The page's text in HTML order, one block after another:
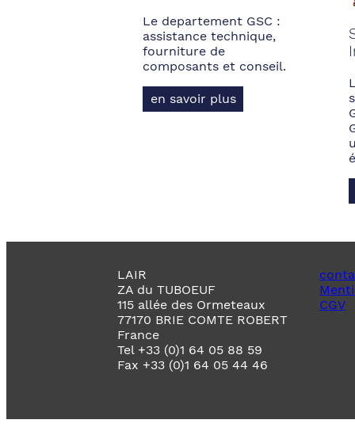
Le departement GSC :
assistance technique,
fourniture de
composants et conseil.
en savoir plus
LAIR
ZA du TUBOEUF
115 allée des Ormeteaux
77170 BRIE COMTE ROBERT
France
Tel +33 (0)1 64 05 88 59
Fax +33 (0)1 64 05 44 46
CGV